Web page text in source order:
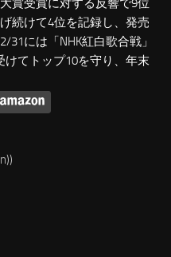
続けて4位を記録し、発売
には「NHK紅白歌合戦」
てトップ10を守り、年末